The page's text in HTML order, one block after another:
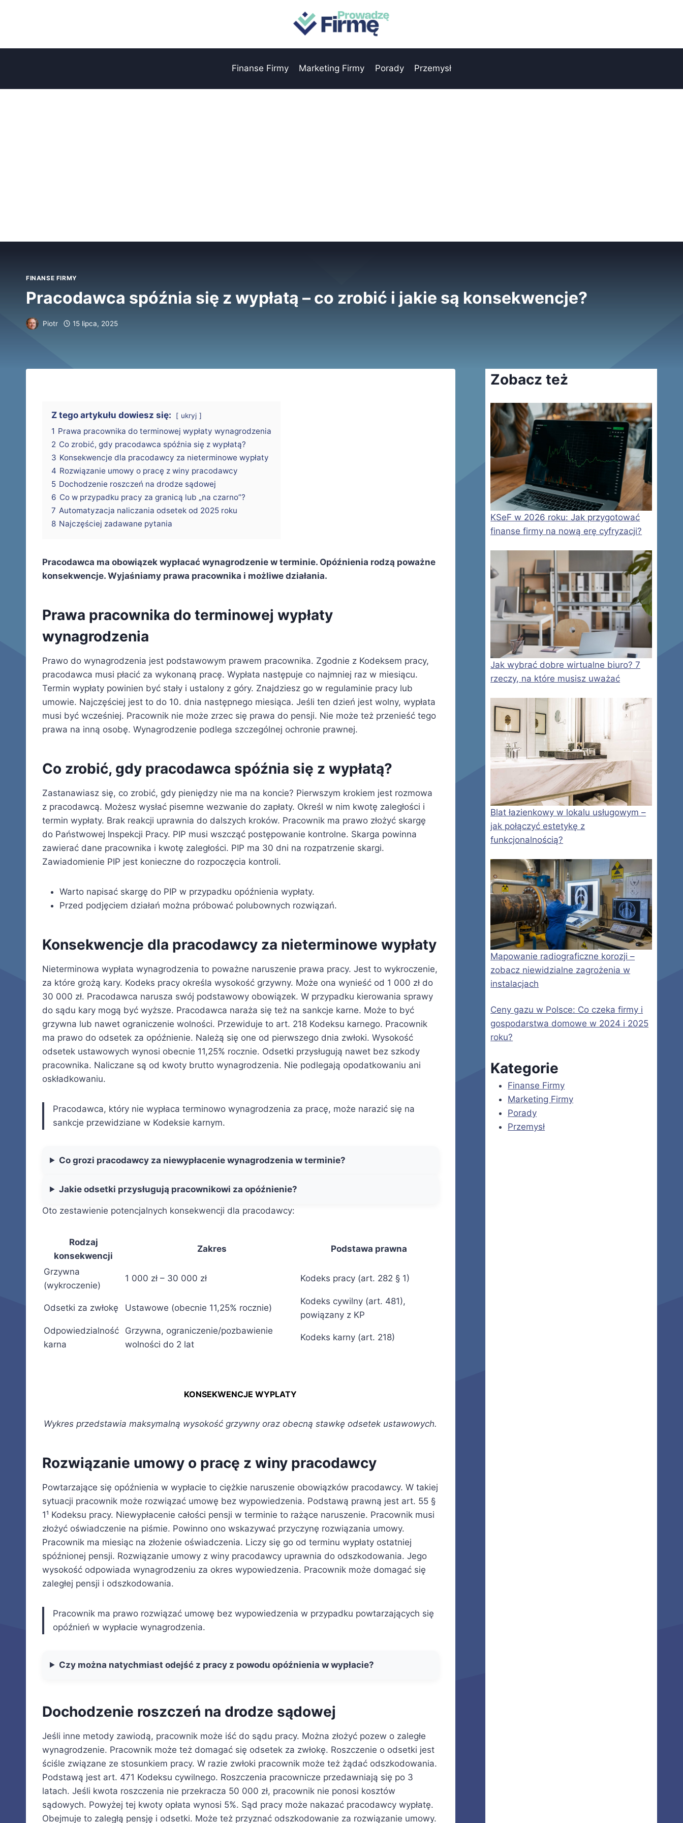
Finanse Firmy Marketing Firmy Porady Przemysł
FINANSE FIRMY
Pracodawca spóźnia się z wypłatą – co zrobić i jakie są konsekwencje?
Piotr 15 lipca, 2025
Z tego artykułu dowiesz się: ukryj
1 Prawa pracownika do terminowej wypłaty wynagrodzenia
2 Co zrobić, gdy pracodawca spóźnia się z wypłatą?
3 Konsekwencje dla pracodawcy za nieterminowe wypłaty
4 Rozwiązanie umowy o pracę z winy pracodawcy
5 Dochodzenie roszczeń na drodze sądowej
6 Co w przypadku pracy za granicą lub „na czarno”?
7 Automatyzacja naliczania odsetek od 2025 roku
8 Najczęściej zadawane pytania
Pracodawca ma obowiązek wypłacać wynagrodzenie w terminie. Opóźnienia rodzą poważne
konsekwencje. Wyjaśniamy prawa pracownika i możliwe działania.
Prawa pracownika do terminowej wypłaty
wynagrodzenia
Prawo do wynagrodzenia jest podstawowym prawem pracownika. Zgodnie z Kodeksem pracy,
pracodawca musi płacić za wykonaną pracę. Wypłata następuje co najmniej raz w miesiącu.
Termin wypłaty powinien być stały i ustalony z góry. Znajdziesz go w regulaminie pracy lub
umowie. Najczęściej jest to do 10. dnia następnego miesiąca. Jeśli ten dzień jest wolny, wypłata
musi być wcześniej. Pracownik nie może zrzec się prawa do pensji. Nie może też przenieść tego
prawa na inną osobę. Wynagrodzenie podlega szczególnej ochronie prawnej.
Co zrobić, gdy pracodawca spóźnia się z wypłatą?
Zastanawiasz się, co zrobić, gdy pieniędzy nie ma na koncie? Pierwszym krokiem jest rozmowa
z pracodawcą. Możesz wysłać pisemne wezwanie do zapłaty. Określ w nim kwotę zaległości i
termin wypłaty. Brak reakcji uprawnia do dalszych kroków. Pracownik ma prawo złożyć skargę
do Państwowej Inspekcji Pracy. PIP musi wszcząć postępowanie kontrolne. Skarga powinna
zawierać dane pracownika i kwotę zaległości. PIP ma 30 dni na rozpatrzenie skargi.
Zawiadomienie PIP jest konieczne do rozpoczęcia kontroli.
Warto napisać skargę do PIP w przypadku opóźnienia wypłaty.
Przed podjęciem działań można próbować polubownych rozwiązań.
Konsekwencje dla pracodawcy za nieterminowe wypłaty
Nieterminowa wypłata wynagrodzenia to poważne naruszenie prawa pracy. Jest to wykroczenie,
za które grożą kary. Kodeks pracy określa wysokość grzywny. Może ona wynieść od 1 000 zł do
30 000 zł. Pracodawca narusza swój podstawowy obowiązek. W przypadku kierowania sprawy
do sądu kary mogą być wyższe. Pracodawca naraża się też na sankcje karne. Może to być
grzywna lub nawet ograniczenie wolności. Przewiduje to art. 218 Kodeksu karnego. Pracownik
ma prawo do odsetek za opóźnienie. Należą się one od pierwszego dnia zwłoki. Wysokość
odsetek ustawowych wynosi obecnie 11,25% rocznie. Odsetki przysługują nawet bez szkody
pracownika. Naliczane są od kwoty brutto wynagrodzenia. Nie podlegają opodatkowaniu ani
oskładkowaniu.
Pracodawca, który nie wypłaca terminowo wynagrodzenia za pracę, może narazić się na
sankcje przewidziane w Kodeksie karnym.
Co grozi pracodawcy za niewypłacenie wynagrodzenia w terminie?
Jakie odsetki przysługują pracownikowi za opóźnienie?
Oto zestawienie potencjalnych konsekwencji dla pracodawcy:
Rodzaj
konsekwencji
Zakres Podstawa prawna
Grzywna
(wykroczenie)
1 000 zł – 30 000 zł Kodeks pracy (art. 282 § 1)
Odsetki za zwłokę Ustawowe (obecnie 11,25% rocznie)
Kodeks cywilny (art. 481),
powiązany z KP
Odpowiedzialność
karna
Grzywna, ograniczenie/pozbawienie
wolności do 2 lat
Kodeks karny (art. 218)
KONSEKWENCJE WYPLATY
Wykres przedstawia maksymalną wysokość grzywny oraz obecną stawkę odsetek ustawowych.
Rozwiązanie umowy o pracę z winy pracodawcy
Powtarzające się opóźnienia w wypłacie to ciężkie naruszenie obowiązków pracodawcy. W takiej
sytuacji pracownik może rozwiązać umowę bez wypowiedzenia. Podstawą prawną jest art. 55 §
1¹ Kodeksu pracy. Niewypłacenie całości pensji w terminie to rażące naruszenie. Pracownik musi
złożyć oświadczenie na piśmie. Powinno ono wskazywać przyczynę rozwiązania umowy.
Pracownik ma miesiąc na złożenie oświadczenia. Liczy się go od terminu wypłaty ostatniej
spóźnionej pensji. Rozwiązanie umowy z winy pracodawcy uprawnia do odszkodowania. Jego
wysokość odpowiada wynagrodzeniu za okres wypowiedzenia. Pracownik może domagać się
zaległej pensji i odszkodowania.
Pracownik ma prawo rozwiązać umowę bez wypowiedzenia w przypadku powtarzających się
opóźnień w wypłacie wynagrodzenia.
Czy można natychmiast odejść z pracy z powodu opóźnienia w wypłacie?
Dochodzenie roszczeń na drodze sądowej
Jeśli inne metody zawiodą, pracownik może iść do sądu pracy. Można złożyć pozew o zaległe
wynagrodzenie. Pracownik może też domagać się odsetek za zwłokę. Roszczenie o odsetki jest
ściśle związane ze stosunkiem pracy. W razie zwłoki pracownik może też żądać odszkodowania.
Podstawą jest art. 471 Kodeksu cywilnego. Roszczenia pracownicze przedawniają się po 3
latach. Jeśli kwota roszczenia nie przekracza 50 000 zł, pracownik nie ponosi kosztów
sądowych. Powyżej tej kwoty opłata wynosi 5%. Sąd pracy może nakazać pracodawcy wypłatę.
Obejmuje to zaległą pensję i odsetki. Może też przyznać odszkodowanie za rozwiązanie umowy.
Zobacz też
KSeF w 2026 roku: Jak przygotować
finanse firmy na nową erę cyfryzacji?
Jak wybrać dobre wirtualne biuro? 7
rzeczy, na które musisz uważać
Blat łazienkowy w lokalu usługowym –
jak połączyć estetykę z
funkcjonalnością?
Mapowanie radiograficzne korozji –
zobacz niewidzialne zagrożenia w
instalacjach
Ceny gazu w Polsce: Co czeka firmy i
gospodarstwa domowe w 2024 i 2025
roku?
Kategorie
Finanse Firmy
Marketing Firmy
Porady
Przemysł